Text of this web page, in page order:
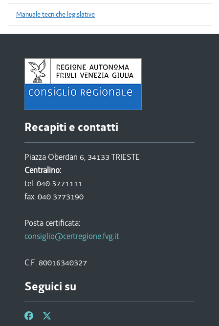
Manuale tecniche legislative
Recapiti e contatti
Piazza Oberdan 6, 34133 TRIESTE
Centralino:
tel. 040 3771111
fax. 040 3773190
Posta certificata:
consiglio@certregione.fvg.it
C.F. 80016340327
Seguici su